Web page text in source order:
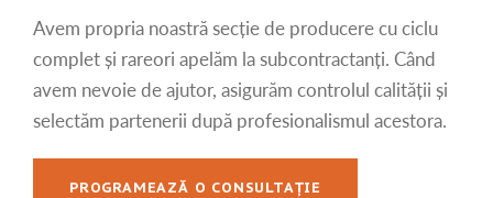
Avem propria noastră secție de producere cu ciclu
complet și rareori apelăm la subcontractanți. Când
avem nevoie de ajutor, asigurăm controlul calității și
selectăm partenerii după profesionalismul acestora.
PROGRAMEAZĂ O CONSULTAȚIE